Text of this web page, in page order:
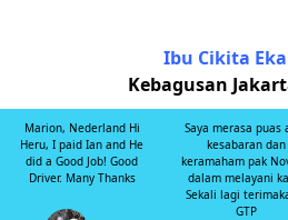
Ibu Cikita
Kebagusan
Marion, Nederland Hi
Heru, I paid Ian and He
did a Good Job! Good
Driver. Many Thanks
Saya merasa puas
kesabaran dan
keramaham pak
dalam melayani
Sekali lagi
GTP